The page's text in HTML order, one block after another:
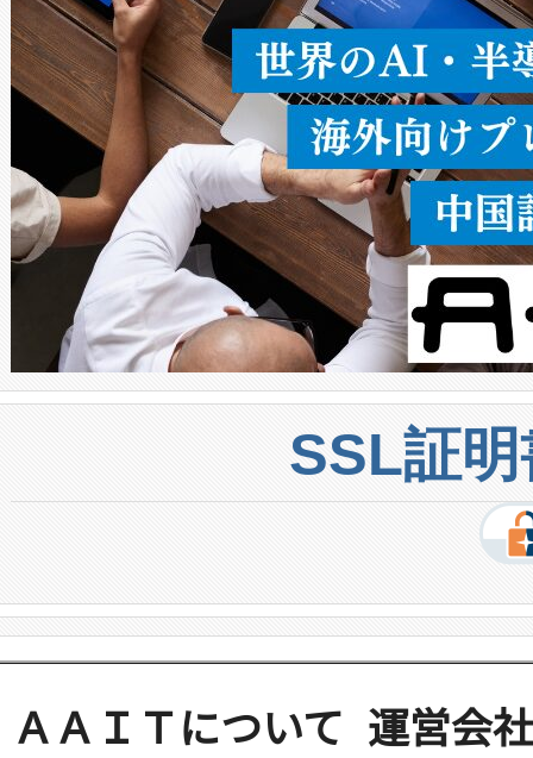
密度なスキャ […]
SSL証
ＡＡＩＴについて 運営会社